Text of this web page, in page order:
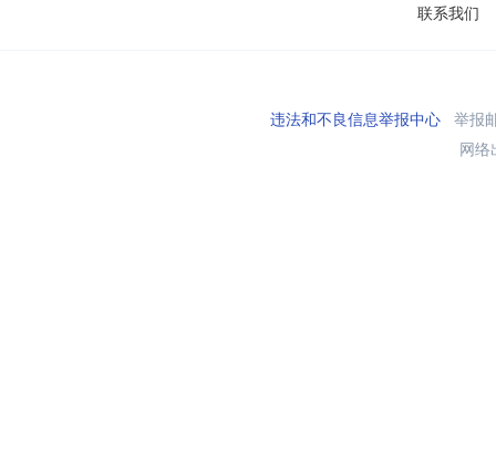
联系我们
违法和不良信息举报中心举报
网